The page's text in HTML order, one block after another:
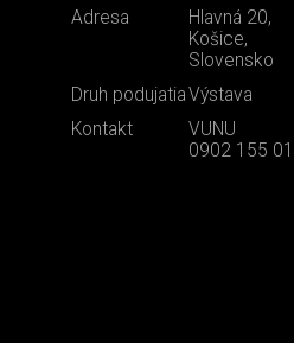
Adresa
Hlavná 20,
Košice,
Slovensko
Druh podujatiaVýstava
Kontakt
VUNU
0902 155